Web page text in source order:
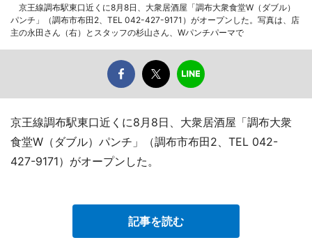
京王線調布駅東口近くに8月8日、大衆居酒屋「調布大衆食堂W（ダブル）
パンチ」（調布市布田2、TEL 042-427-9171）がオープンした。写真は、店
主の永田さん（右）とスタッフの杉山さん、Wパンチパーマで
京王線調布駅東口近くに8月8日、大衆居酒屋「調布大衆
食堂W（ダブル）パンチ」（調布市布田2、TEL 042-
427-9171）がオープンした。
記事を読む